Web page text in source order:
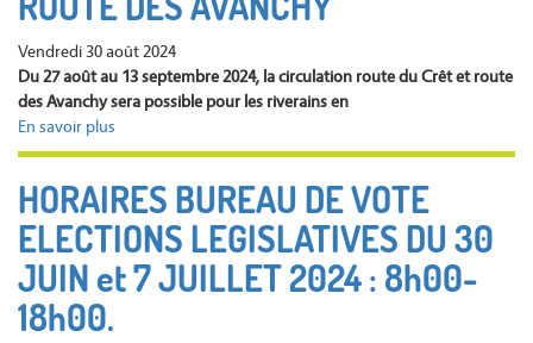
10
Septembre
2024
à
Vendredi 30 août 2024
Du 27 août au 13 septembre 2024, l a circulation route du Crêtet route
des Avanchy sera possible pour les riverains en
En savoir plus
TRAVAUX
DU
CRET
ET
ROUTE
HORAIRES BUREAU DE VOTE
ELECTIONS LEGISLATIVES DU 30
JUIN et 7 JUILLET 2024 : 8h00-
18h00.